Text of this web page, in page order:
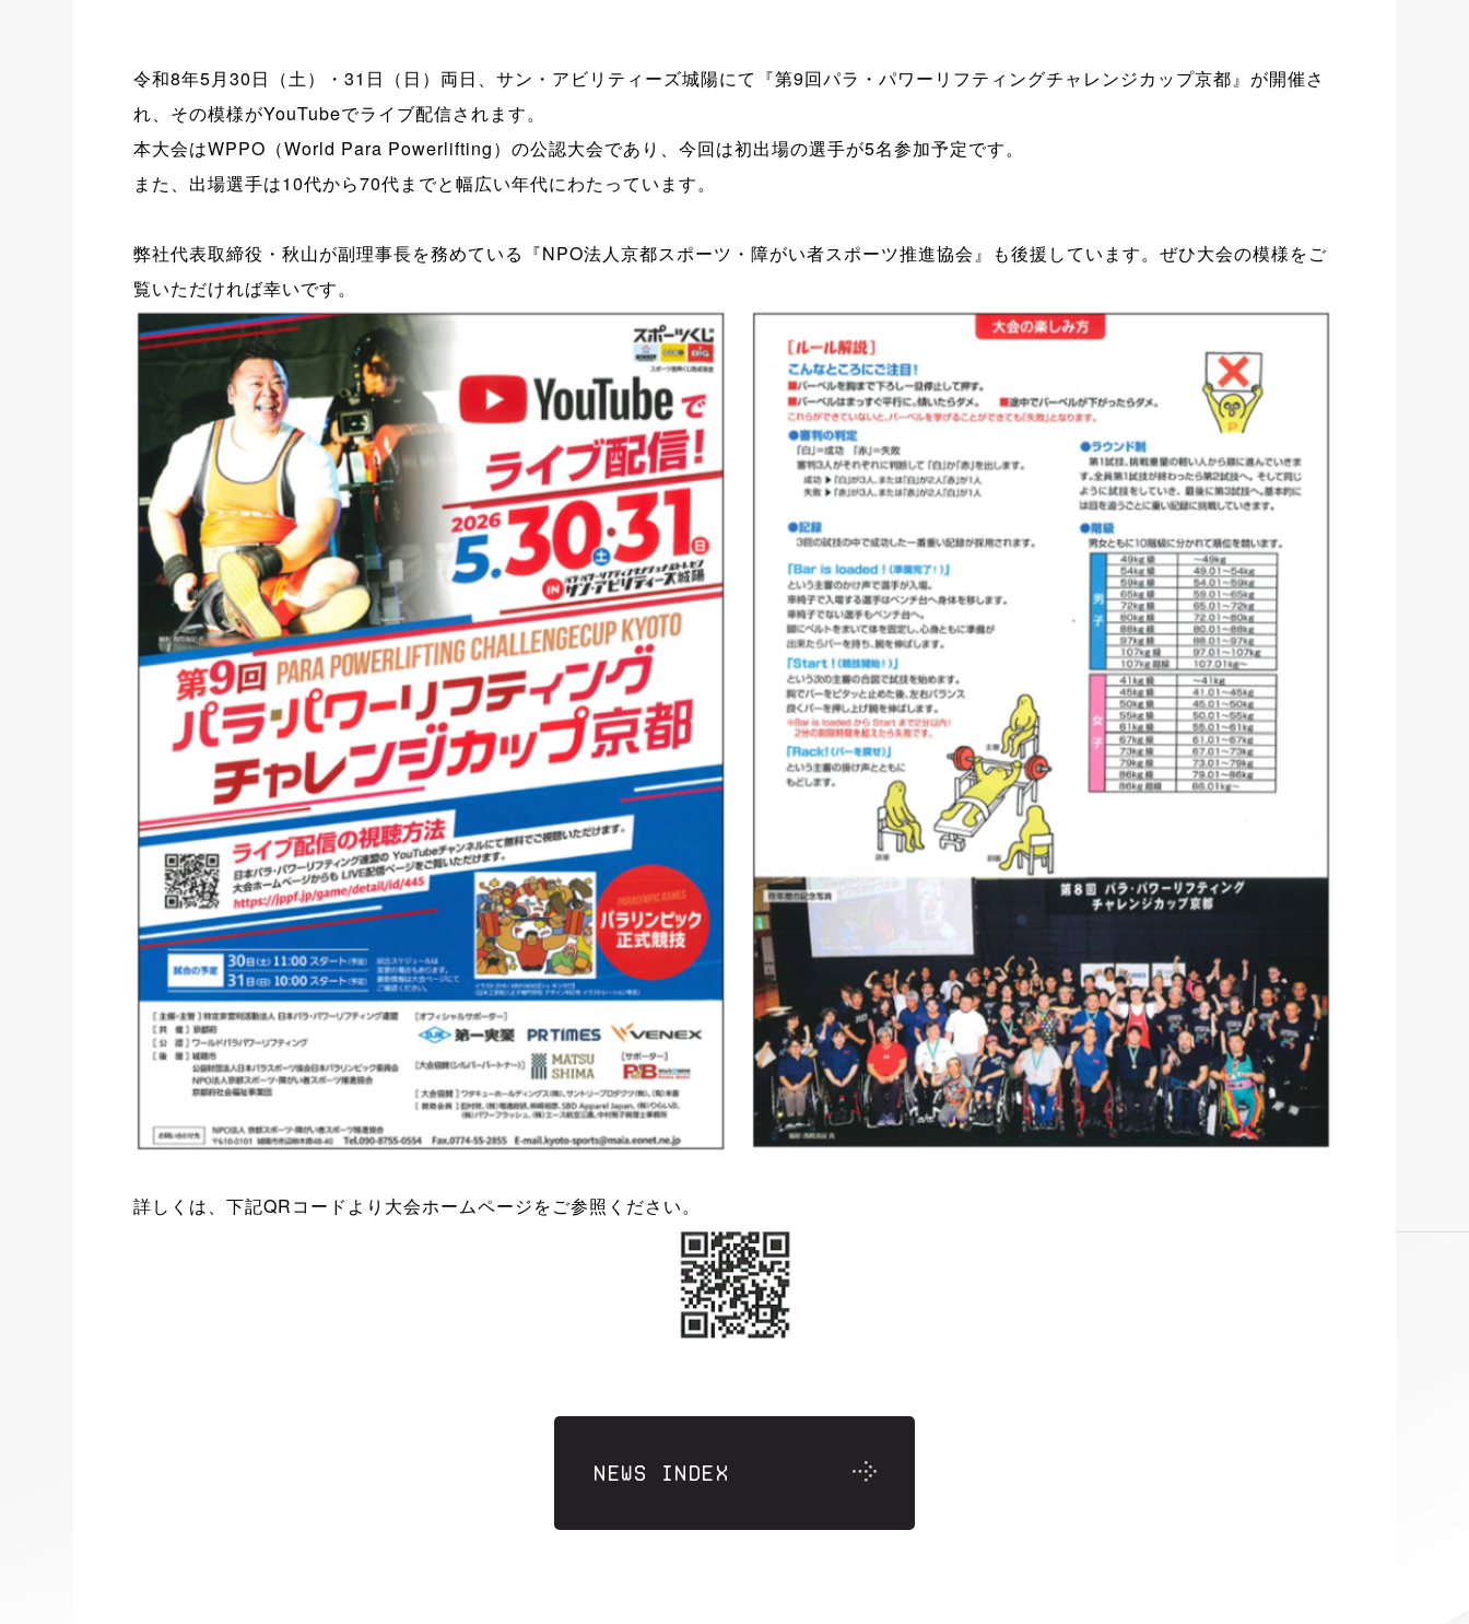
令和8年5月30日（土）・31日（日）両日、サン・アビリティーズ城陽にて『第9回パラ・パワーリフティングチャレンジカップ京都』が開催さ
れ、その模様がYouTubeでライブ配信されます。
本大会はWPPO（World Para Powerlifting）の公認大会であり、今回は初出場の選手が5名参加予定です。
また、出場選手は10代から70代までと幅広い年代にわたっています。
弊社代表取締役・秋山が副理事長を務めている『NPO法人京都スポーツ・障がい者スポーツ推進協会』も後援しています。ぜひ大会の模様をご
覧いただければ幸いです。
詳しくは、下記QRコードより大会ホームページをご参照ください。
NEWS INDEX